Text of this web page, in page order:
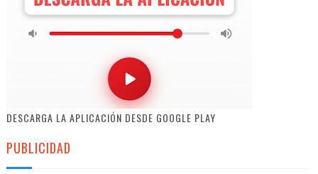
DESCARGA LA APLICACIÓN DESDE GOOGLE PLAY
PUBLICIDAD